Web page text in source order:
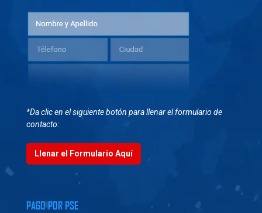
*Da clic en el siguiente botón para llenar el formulario de
contacto:
Llenar el Formulario Aquí
PAGO POR PSE